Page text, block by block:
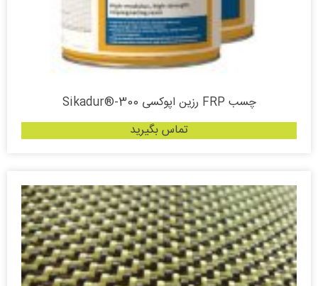
چسب FRP رزین اپوکسی Sikadur®-300
تماس بگیرید